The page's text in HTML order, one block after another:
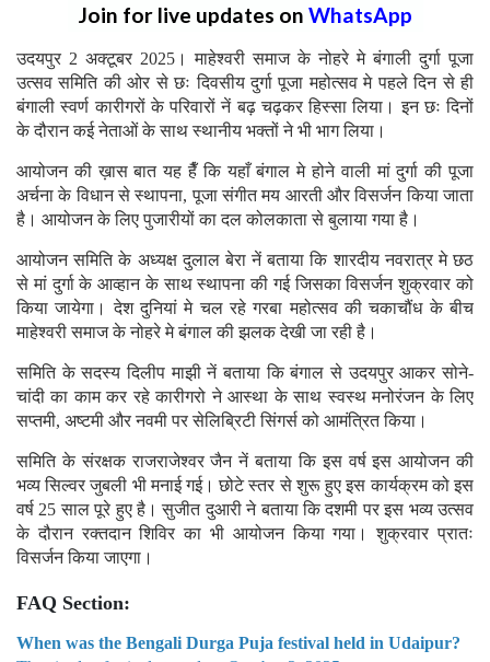
Join for live updates on WhatsApp
उदयपुर 2 अक्टूबर 2025। माहेश्वरी समाज के नोहरे मे बंगाली दुर्गा पूजा
उत्सव समिति की ओर से छः दिवसीय दुर्गा पूजा महोत्सव मे पहले दिन से ही
बंगाली स्वर्ण कारीगरों के परिवारों नें बढ़ चढ़कर हिस्सा लिया। इन छः दिनों
के दौरान कई नेताओं के साथ स्थानीय भक्तों ने भी भाग लिया।
आयोजन की ख़ास बात यह हैँ कि यहाँ बंगाल मे होने वाली मां दुर्गा की पूजा
अर्चना के विधान से स्थापना, पूजा संगीत मय आरती और विसर्जन किया जाता
है। आयोजन के लिए पुजारीयों का दल कोलकाता से बुलाया गया है।
आयोजन समिति के अध्यक्ष दुलाल बेरा नें बताया कि शारदीय नवरात्र मे छठ
से मां दुर्गा के आव्हान के साथ स्थापना की गई जिसका विसर्जन शुक्रवार को
किया जायेगा। देश दुनियां मे चल रहे गरबा महोत्सव की चकाचौंध के बीच
माहेश्वरी समाज के नोहरे मे बंगाल की झलक देखी जा रही है।
समिति के सदस्य दिलीप माझी नें बताया कि बंगाल से उदयपुर आकर सोने-
चांदी का काम कर रहे कारीगरो ने आस्था के साथ स्वस्थ मनोरंजन के लिए
सप्तमी, अष्टमी और नवमी पर सेलिब्रिटी सिंगर्स को आमंत्रित किया।
समिति के संरक्षक राजराजेश्वर जैन नें बताया कि इस वर्ष इस आयोजन की
भव्य सिल्वर जुबली भी मनाई गई। छोटे स्तर से शुरू हुए इस कार्यक्रम को इस
वर्ष 25 साल पूरे हुए है। सुजीत दुआरी ने बताया कि दशमी पर इस भव्य उत्सव
के दौरान रक्तदान शिविर का भी आयोजन किया गया। शुक्रवार प्रातः
विसर्जन किया जाएगा।
FAQ Section:
When was the Bengali Durga Puja festival held in Udaipur?